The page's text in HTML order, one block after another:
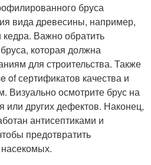
бруса
вида древесины, например,
Важно обратить
которая должна
для строительства. Также
of сертификатов качества и
Визуально осмотрите брус на
или других дефектов. Наконец,
антисептиками и
предотвратить